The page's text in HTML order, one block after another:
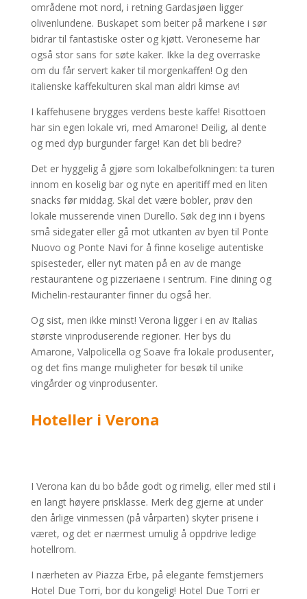
områdene mot nord, i retning Gardasjøen ligger
olivenlundene. Buskapet som beiter på markene i sør
bidrar til fantastiske oster og kjøtt. Veroneserne har
også stor sans for søte kaker. Ikke la deg overraske
om du får servert kaker til morgenkaffen! Og den
italienske kaffekulturen skal man aldri kimse av!
I kaffehusene brygges verdens beste kaffe! Risottoen
har sin egen lokale vri, med Amarone! Deilig, al dente
og med dyp burgunder farge! Kan det bli bedre?
Det er hyggelig å gjøre som lokalbefolkningen: ta turen
innom en koselig bar og nyte en aperitiff med en liten
snacks før middag. Skal det være bobler, prøv den
lokale musserende vinen Durello. Søk deg inn i byens
små sidegater eller gå mot utkanten av byen til Ponte
Nuovo og Ponte Navi for å finne koselige autentiske
spisesteder, eller nyt maten på en av de mange
restaurantene og pizzeriaene i sentrum. Fine dining og
Michelin-restauranter finner du også her.
Og sist, men ikke minst! Verona ligger i en av Italias
største vinproduserende regioner. Her bys du
Amarone, Valpolicella og Soave fra lokale produsenter,
og det fins mange muligheter for besøk til unike
vingårder og vinprodusenter.
Hoteller i Verona
I Verona kan du bo både godt og rimelig, eller med stil i
en langt høyere prisklasse. Merk deg gjerne at under
den årlige vinmessen (på vårparten) skyter prisene i
været, og det er nærmest umulig å oppdrive ledige
hotellrom.
I nærheten av Piazza Erbe, på elegante femstjerners
Hotel Due Torri, bor du kongelig! Hotel Due Torri er